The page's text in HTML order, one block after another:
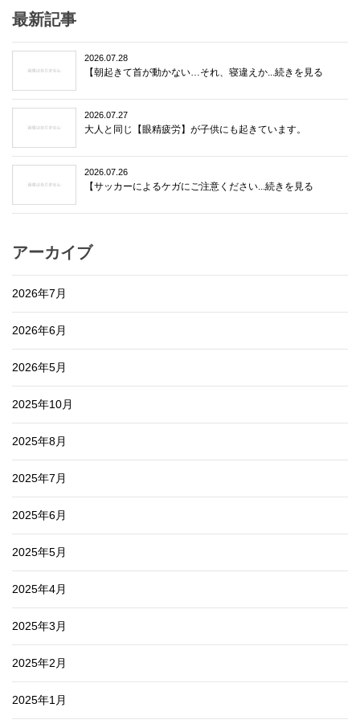
最新記事
2026.07.28
【朝起きて首が動かない…それ、寝違えか...続きを見る
2026.07.27
大人と同じ【眼精疲労】が子供にも起きています。
2026.07.26
【サッカーによるケガにご注意ください...続きを見る
アーカイブ
2026年7月
2026年6月
2026年5月
2025年10月
2025年8月
2025年7月
2025年6月
2025年5月
2025年4月
2025年3月
2025年2月
2025年1月